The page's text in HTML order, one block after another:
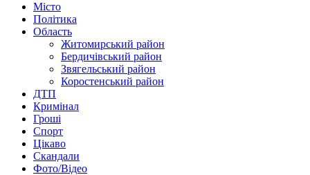
Місто
Політика
Область
Житомирський район
Бердичівський район
Звягельський район
Коростенський район
ДТП
Кримінал
Гроші
Спорт
Цікаво
Скандали
Фото/Відео